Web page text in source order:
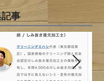
事